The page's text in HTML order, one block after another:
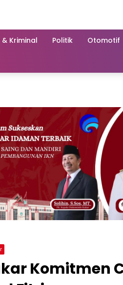
& Kriminal Politik Otomotif
Komitmen